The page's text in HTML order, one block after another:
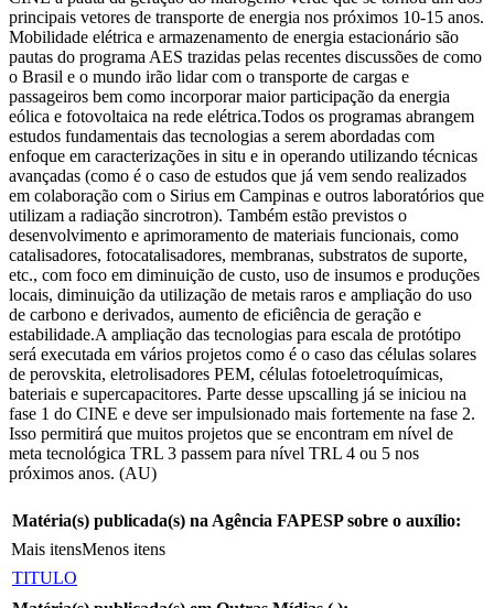
principais vetores de transporte de energia nos próximos 10-15 anos.
Mobilidade elétrica e armazenamento de energia estacionário são
pautas do programa AES trazidas pelas recentes discussões de como
o Brasil e o mundo irão lidar com o transporte de cargas e
passageiros bem como incorporar maior participação da energia
eólica e fotovoltaica na rede elétrica.Todos os programas abrangem
estudos fundamentais das tecnologias a serem abordadas com
enfoque em caracterizações in situ e in operando utilizando técnicas
avançadas (como é o caso de estudos que já vem sendo realizados
em colaboração com o Sirius em Campinas e outros laboratórios que
utilizam a radiação sincrotron). Também estão previstos o
desenvolvimento e aprimoramento de materiais funcionais, como
catalisadores, fotocatalisadores, membranas, substratos de suporte,
etc., com foco em diminuição de custo, uso de insumos e produções
locais, diminuição da utilização de metais raros e ampliação do uso
de carbono e derivados, aumento de eficiência de geração e
estabilidade.A ampliação das tecnologias para escala de protótipo
será executada em vários projetos como é o caso das células solares
de perovskita, eletrolisadores PEM, células fotoeletroquímicas,
bateriais e supercapacitores. Parte desse upscalling já se iniciou na
fase 1 do CINE e deve ser impulsionado mais fortemente na fase 2.
Isso permitirá que muitos projetos que se encontram em nível de
meta tecnológica TRL 3 passem para nível TRL 4 ou 5 nos
próximos anos. (AU)
Matéria(s) publicada(s) na Agência FAPESP sobre o auxílio:
Mais itensMenos itens
TITULO